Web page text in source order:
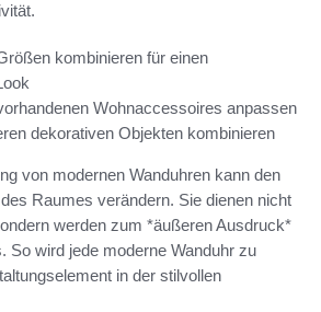
kombinieren für einen
Wohnaccessoires anpassen
dekorativen Objekten kombinieren
von modernen Wanduhren kann den
Raumes verändern. Sie dienen nicht
werden zum *äußeren Ausdruck*
So wird jede moderne Wanduhr zu
in der stilvollen